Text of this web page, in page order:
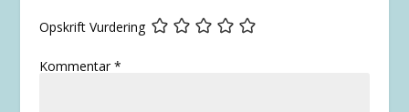
Opskrift Vurdering
Kommentar*